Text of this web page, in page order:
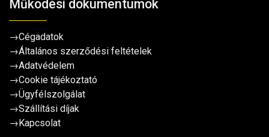
Működési dokumentumok
→Cégadatok
→Általános szerződési feltételek
→Adatvédelem
→Cookie tájékoztató
→Ügyfélszolgálat
→Szállítási díjak
→ Kapcsolat